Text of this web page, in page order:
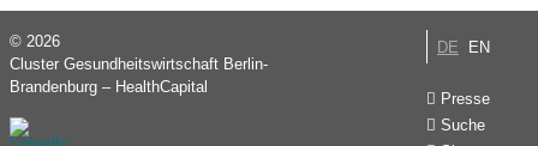
DE EN
Presse
Suche
© 2026
Cluster Gesundheitswirtschaft Berlin-
Brandenburg – HealthCapital